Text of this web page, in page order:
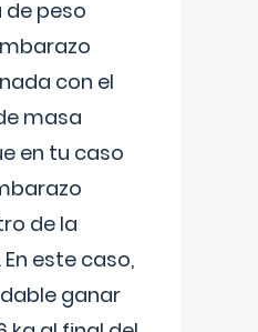
de peso
con el
masa
en tu caso
de la
este caso,
ganar